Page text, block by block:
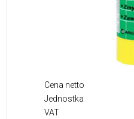
Cena netto
Jednostka
VAT